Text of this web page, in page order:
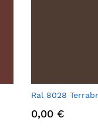
Ral 8028
0,00 €